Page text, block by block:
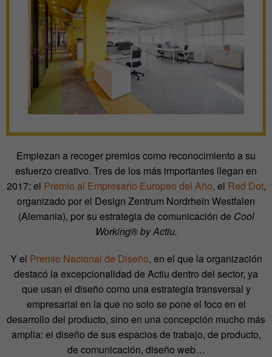
Empiezan a recoger premios como reconocimiento a su
esfuerzo creativo. Tres de los más importantes llegan en
2017: el Premio al Empresario Europeo del Año, el Red Dot,
organizado por el Design Zentrum Nordrhein Westfalen
(Alemania), por su estrategia de comunicación de Cool
Working® by Actiu.
Y el Premio Nacional de Diseño, en el que la organización
destacó la excepcionalidad de Actiu dentro del sector, ya
que usan el diseño como una estrategia transversal y
empresarial en la que no solo se pone el foco en el
desarrollo del producto, sino en una concepción mucho más
amplia: el diseño de sus espacios de trabajo, de producto,
de comunicación, diseño web…